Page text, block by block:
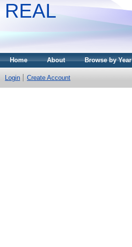
REAL
Home About Browse by Year
Login Create Account